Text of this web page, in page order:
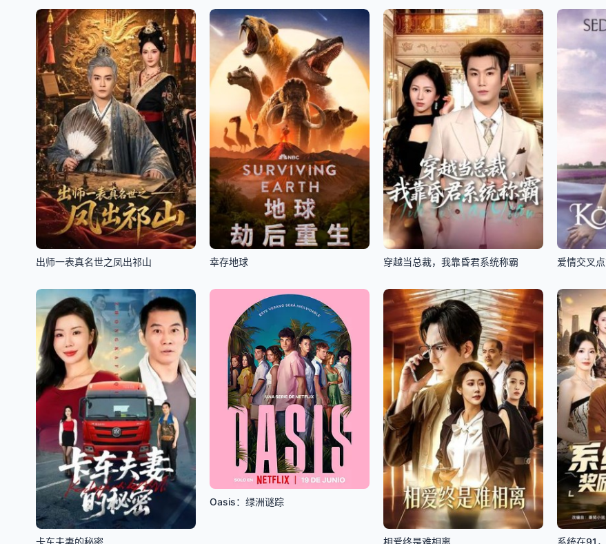
出师一表真名世之凤出祁山 幸存地球 穿越当总裁，我靠昏君系统称霸 爱情交叉
卡车夫妻的秘密
Oasis：绿洲谜踪
相爱终是难相离 系统在91